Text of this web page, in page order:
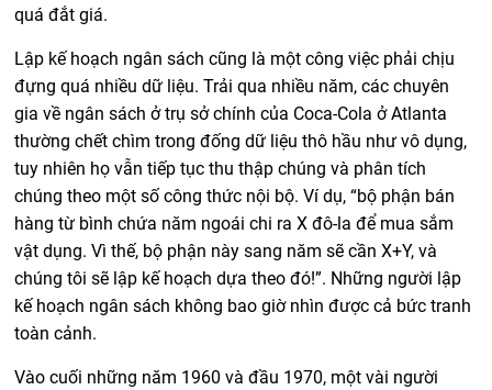
quá đắt giá.
Lập kế hoạch ngân sách cũng là một công việc phải chịu
đựng quá nhiều dữ liệu. Trải qua nhiều năm, các chuyên
gia về ngân sách ở trụ sở chính của Coca-Cola ở Atlanta
thường chết chìm trong đống dữ liệu thô hầu như vô dụng,
tuy nhiên họ vẫn tiếp tục thu thập chúng và phân tích
chúng theo một số công thức nội bộ. Ví dụ, “bộ phận bán
hàng từ bình chứa năm ngoái chi ra X đô-la để mua sắm
vật dụng. Vì thế, bộ phận này sang năm sẽ cần X+Y, và
chúng tôi sẽ lập kế hoạch dựa theo đó!”. Những người lập
kế hoạch ngân sách không bao giờ nhìn được cả bức tranh
toàn cảnh.
Vào cuối những năm 1960 và đầu 1970, một vài người